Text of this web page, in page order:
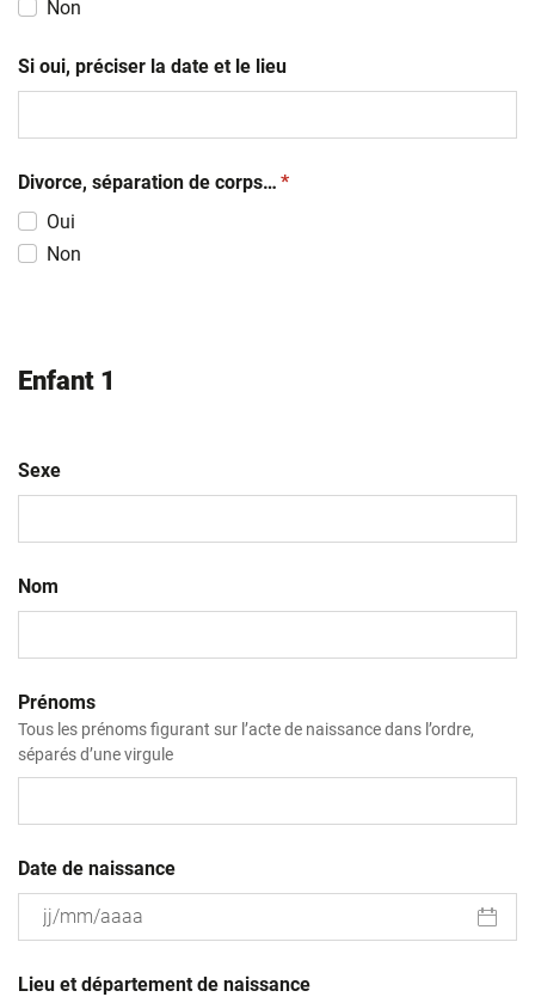
Non
Si oui, préciser la date et le lieu
Divorce, séparation de corps… (obligatoire)
*
Oui
Non
Enfant 1
Sexe
Nom
Prénoms
Tous les prénoms figurant sur l’acte de naissance dans l’ordre,
séparés d’une virgule
Date de naissance
slash
Lieu et département de naissance